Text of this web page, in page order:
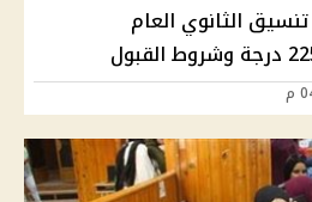
الثانوي العام